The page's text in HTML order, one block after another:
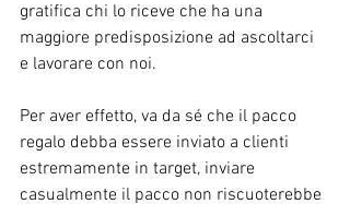
gratifica chi lo riceve che ha una
maggiore predisposizione ad ascoltarci
e lavorare con noi.
Per aver effetto, va da sé che il pacco
regalo debba essere inviato a clienti
estremamente in target, inviare
casualmente il pacco non riscuoterebbe